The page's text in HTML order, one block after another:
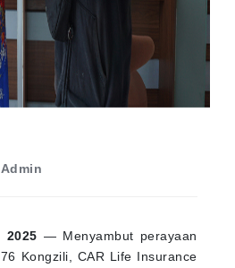
Admin
2025 — Menyambut perayaan
Kongzili, CAR Life Insurance